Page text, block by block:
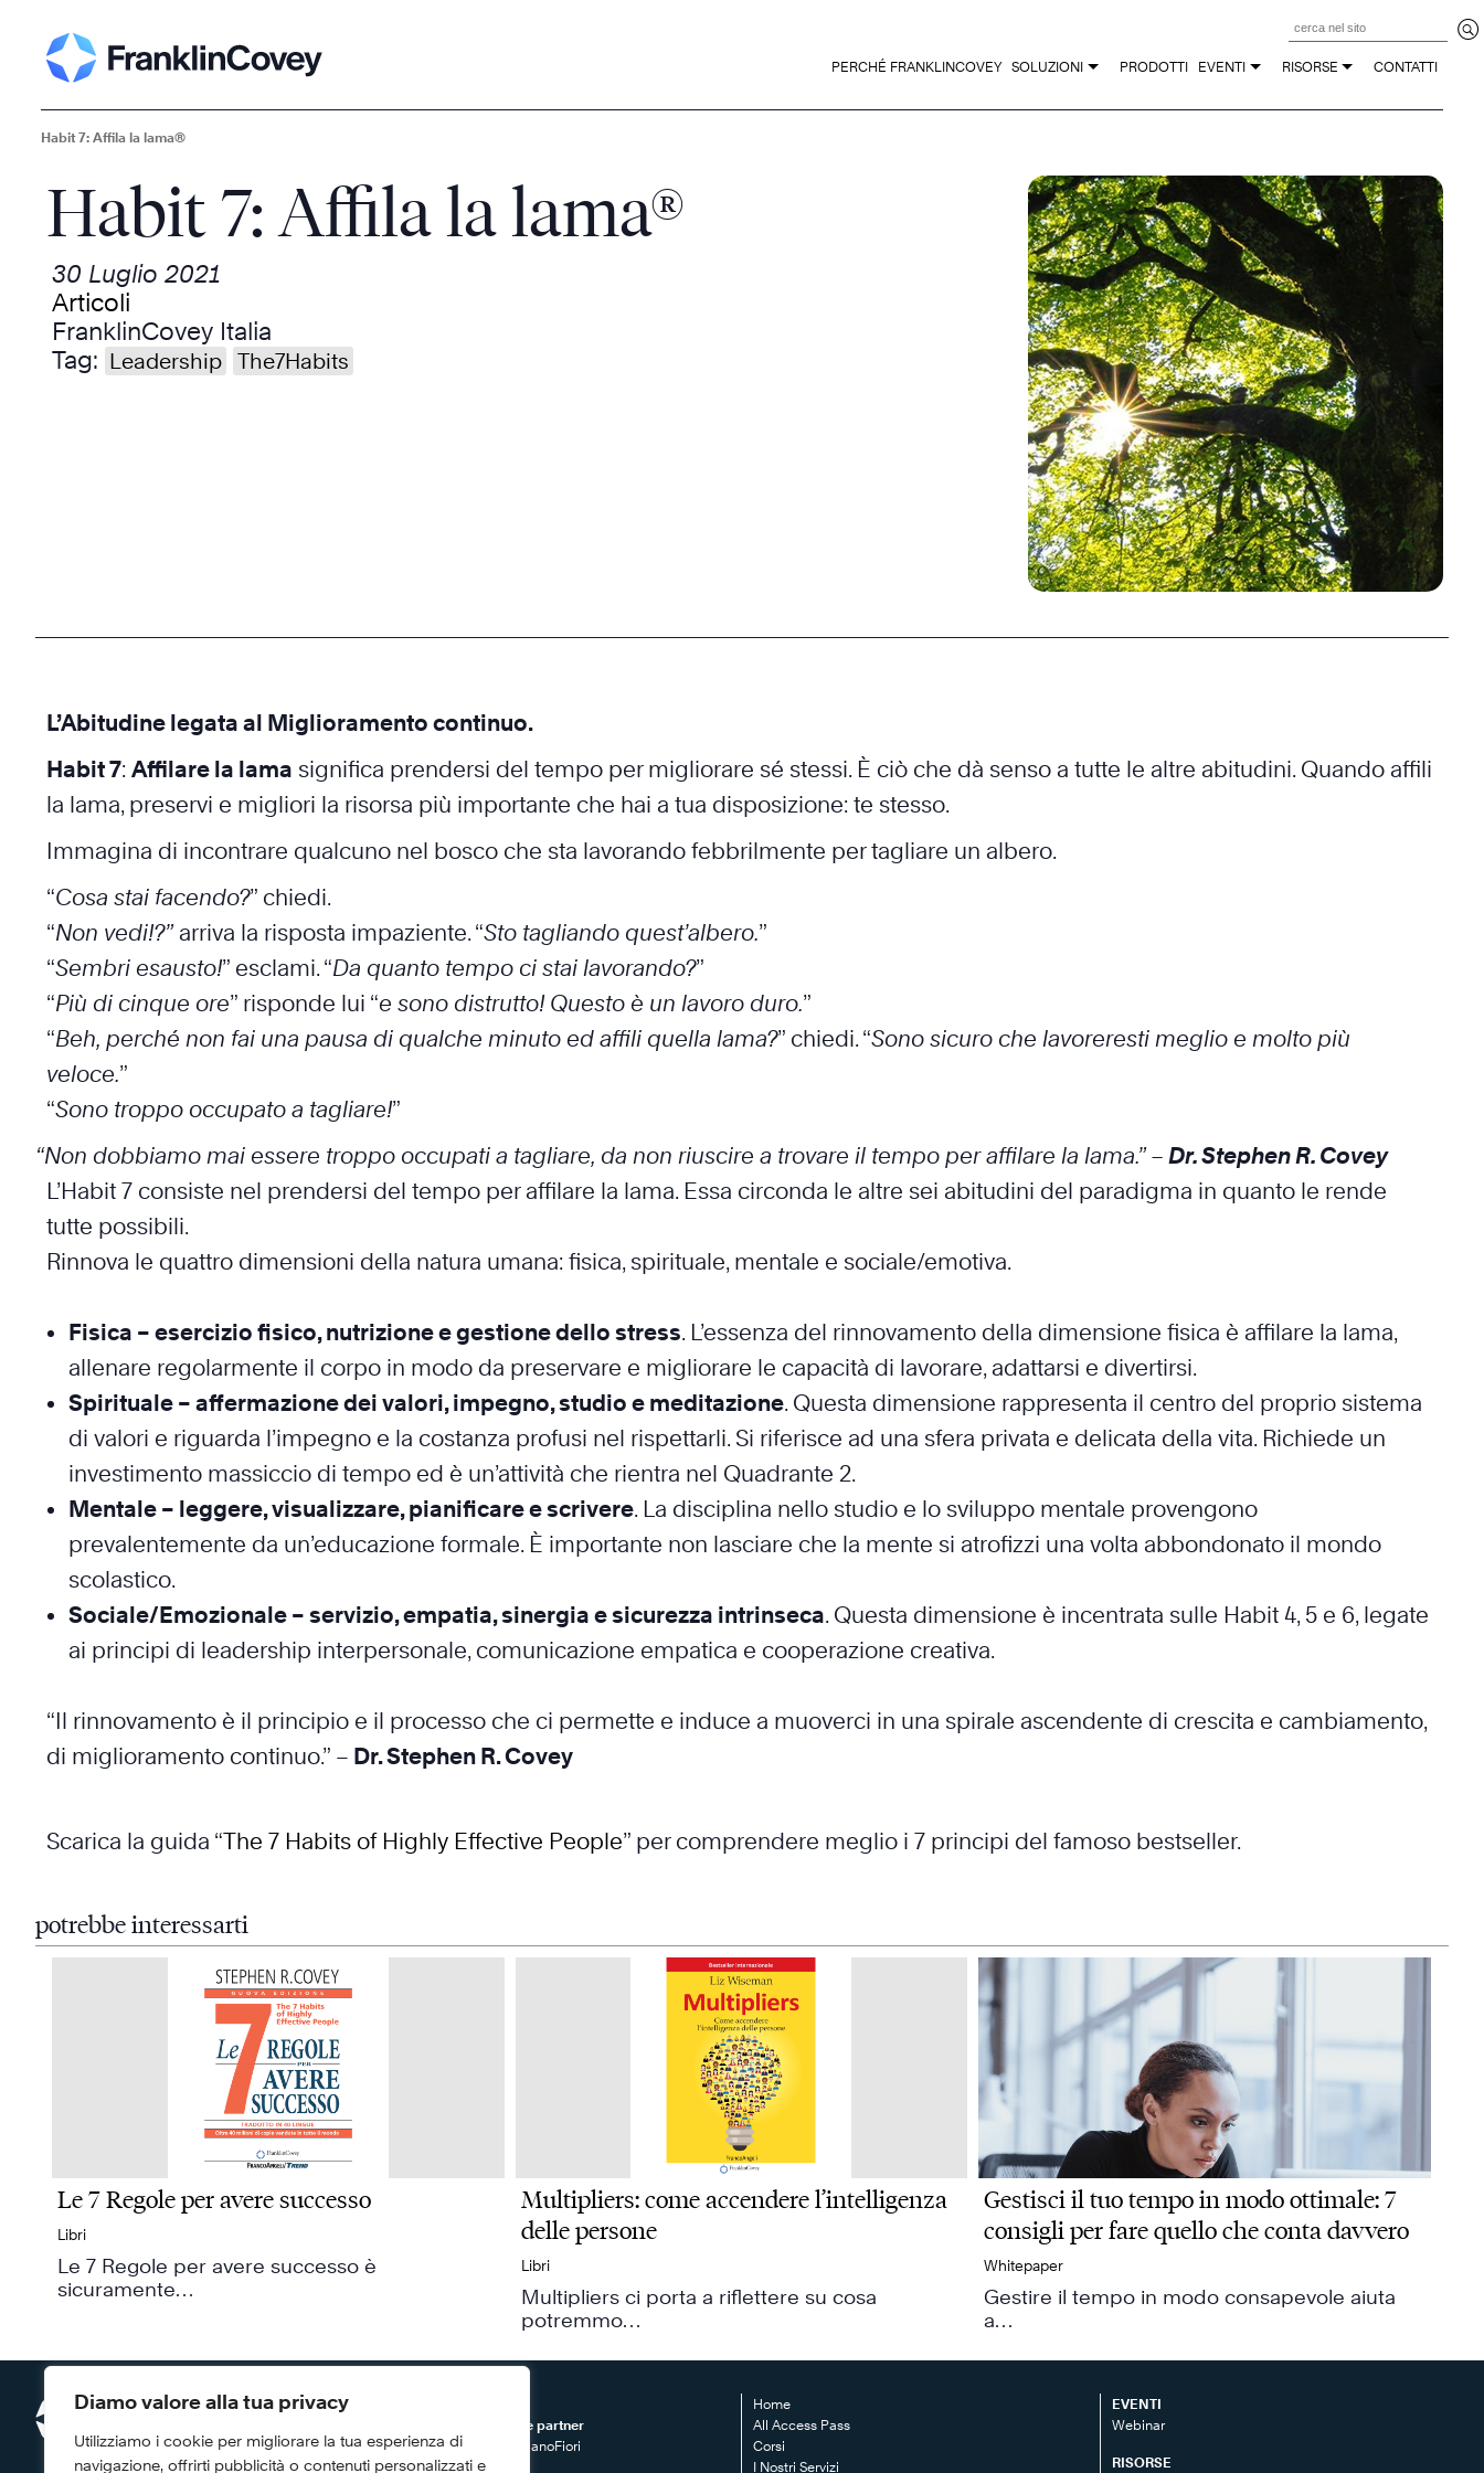
Diamo valore alla tua privacy
Utilizziamo i cookie per migliorare la tua esperienza di
navigazione, offrirti pubblicità o contenuti personalizzati e
PERCHÉ FRANKLINCOVEY SOLUZIONI PRODOTTI EVENTI RISORSE CONTATTI
Z
Habit 7: Affila la lama®
Habit 7: Affila la lama®
30 Luglio 2021
Articoli
FranklinCovey Italia
Tag: Leadership The7Habits
L’Abitudine legata al Miglioramento continuo.
Habit 7: Affilare la lama significa prendersi del tempo per migliorare sé stessi. È ciò che dà senso a tutte le altre abitudini. Quando affili
la lama, preservi e migliori la risorsa più importante che hai a tua disposizione: te stesso.
Immagina di incontrare qualcuno nel bosco che sta lavorando febbrilmente per tagliare un albero.
“Cosa stai facendo?” chiedi.
“Non vedi!?”arriva la risposta impaziente. “Sto tagliando quest’albero.”
“Sembri esausto!” esclami. “Da quanto tempo ci stai lavorando?”
“Più di cinque ore” risponde lui “e sono distrutto! Questo è un lavoro duro.”
“Beh, perché non fai una pausa di qualche minuto ed affili quella lama?” chiedi. “Sono sicuro che lavoreresti meglio e molto più
veloce.”
“Sono troppo occupato a tagliare!”
“Non dobbiamo mai essere troppo occupati a tagliare, da non riuscire a trovare il tempo per affilare la lama.” – Dr. Stephen R. Covey
L’Habit 7 consiste nel prendersi del tempo per affilare la lama. Essa circonda le altre sei abitudini del paradigma in quanto le rende
tutte possibili.
Rinnova le quattro dimensioni della natura umana: fisica, spirituale, mentale e sociale/emotiva.
Fisica – esercizio fisico, nutrizione e gestione dello stress. L’essenza del rinnovamento della dimensione fisica è affilare la lama,
allenare regolarmente il corpo in modo da preservare e migliorare le capacità di lavorare, adattarsi e divertirsi.
Spirituale – affermazione dei valori, impegno, studio e meditazione. Questa dimensione rappresenta il centro del proprio sistema
di valori e riguarda l’impegno e la costanza profusi nel rispettarli. Si riferisce ad una sfera privata e delicata della vita. Richiede un
investimento massiccio di tempo ed è un’attività che rientra nel Quadrante 2.
Mentale – leggere, visualizzare, pianificare e scrivere. La disciplina nello studio e lo sviluppo mentale provengono
prevalentemente da un’educazione formale. È importante non lasciare che la mente si atrofizzi una volta abbondonato il mondo
scolastico.
Sociale/Emozionale – servizio, empatia, sinergia e sicurezza intrinseca. Questa dimensione è incentrata sulle Habit 4, 5 e 6, legate
ai principi di leadership interpersonale, comunicazione empatica e cooperazione creativa.
“Il rinnovamento è il principio e il processo che ci permette e induce a muoverci in una spirale ascendente di crescita e cambiamento,
di miglioramento continuo.” – Dr. Stephen R. Covey
Scarica la guida “The 7 Habits of Highly Effective People” per comprendere meglio i 7 principi del famoso bestseller.
potrebbe interessarti
Le 7 Regole per avere successo
Libri
Le 7 Regole per avere successo è
sicuramente…
Multipliers: come accendere l’intelligenza
delle persone
Libri
Multipliers ci porta a riflettere su cosa
potremmo…
Gestisci il tuo tempo in modo ottimale: 7
consigli per fare quello che conta davvero
Whitepaper
Gestire il tempo in modo consapevole aiuta
a…
Cegos Italia exclusive partner
Centro Direzionale MilanoFiori
Strada 1 Palazzo F3
Home
All Access Pass
Corsi
I Nostri Servizi
EVENTI
Webinar
RISORSE